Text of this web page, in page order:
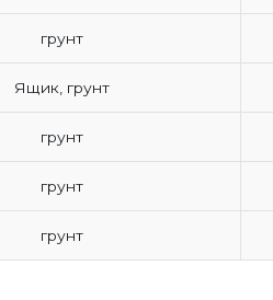
грунт
Ящик, грунт
грунт
грунт
грунт